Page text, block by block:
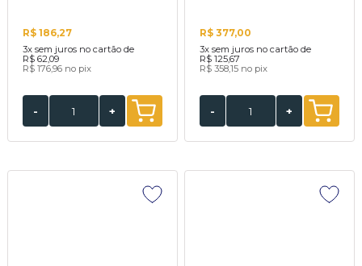
R$ 186,27
3x sem juros no cartão de
R$ 62,09
R$ 176,96 no pix
- +
R$ 377,00
3x sem juros no cartão de
R$ 125,67
R$ 358,15 no pix
- +